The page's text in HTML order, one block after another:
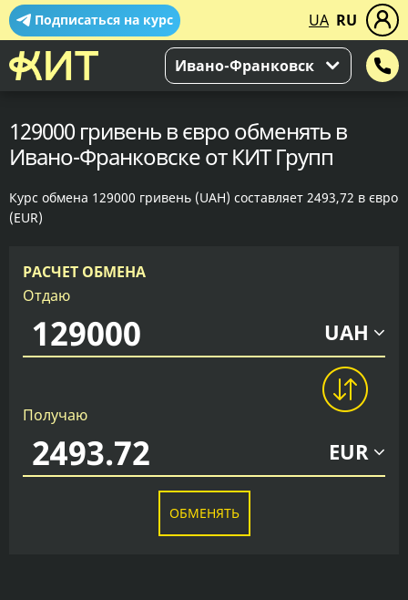
Подписаться на курс UA RU
Ивано-Франковск
129000 гривень в євро обменять в
Ивано-Франковске от КИТ Групп
Курс обмена 129000 гривень (UAH) составляет 2493,72 в євро
(EUR)
РАСЧЕТ ОБМЕНА
Отдаю
UAH
Получаю
EUR
ОБМЕНЯТЬ